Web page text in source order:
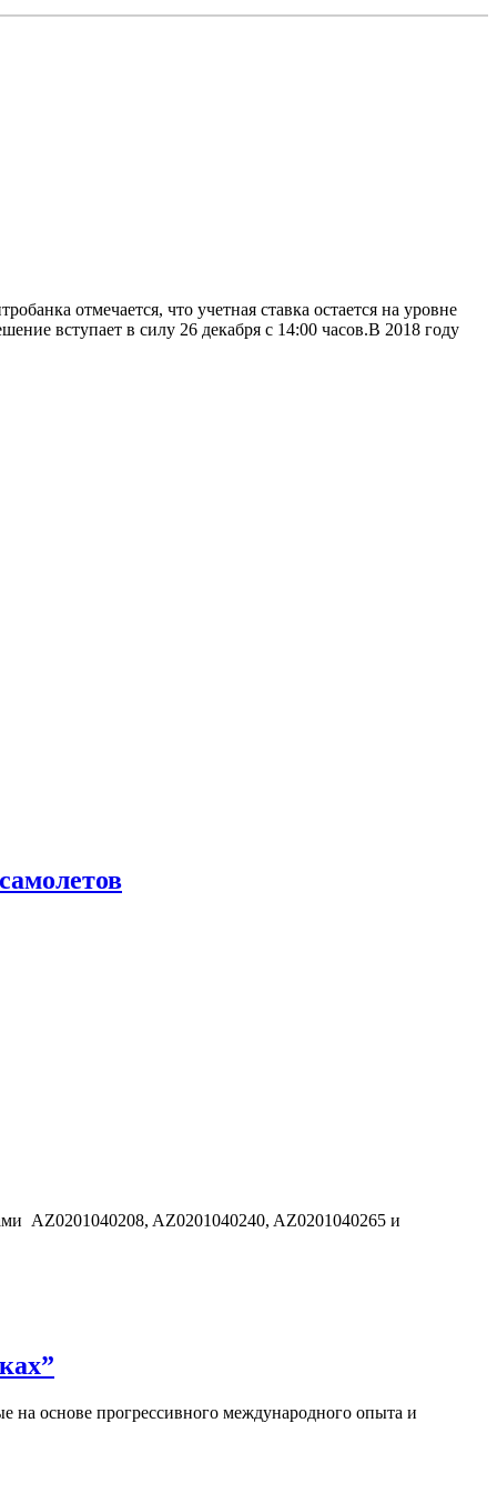
отмечается, что учетная ставка остается на уровне
вступает в силу 26 декабря с 14:00 часов.B 2018 году
AZ0201040208, AZ0201040240, AZ0201040265 и
основе прогрессивного международного опыта и